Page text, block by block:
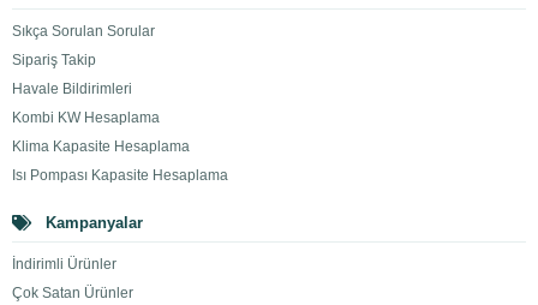
Sıkça Sorulan Sorular
Sipariş Takip
Havale Bildirimleri
Kombi KW Hesaplama
Klima Kapasite Hesaplama
Isı Pompası Kapasite Hesaplama
Kampanyalar
İndirimli Ürünler
Çok Satan Ürünler